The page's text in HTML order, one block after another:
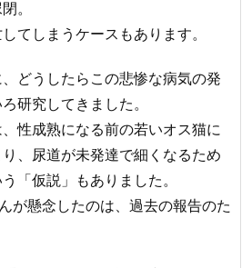
。
てしまうケースもあります。
どうしたらこの悲惨な病気の発
研究してきました。
性成熟になる前の若いオス猫に
、尿道が未発達で細くなるため
「仮説」もありました。
が懸念したのは、過去の報告のた